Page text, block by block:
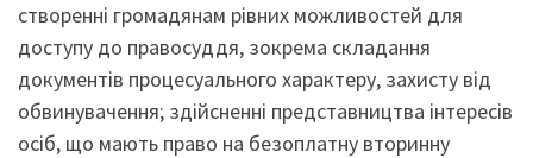
створенні громадянам рівних можливостей для
доступу до правосуддя, зокрема складання
документів процесуального характеру, захисту від
обвинувачення; здійсненні представництва інтересів
осіб, що мають право на безоплатну вторинну